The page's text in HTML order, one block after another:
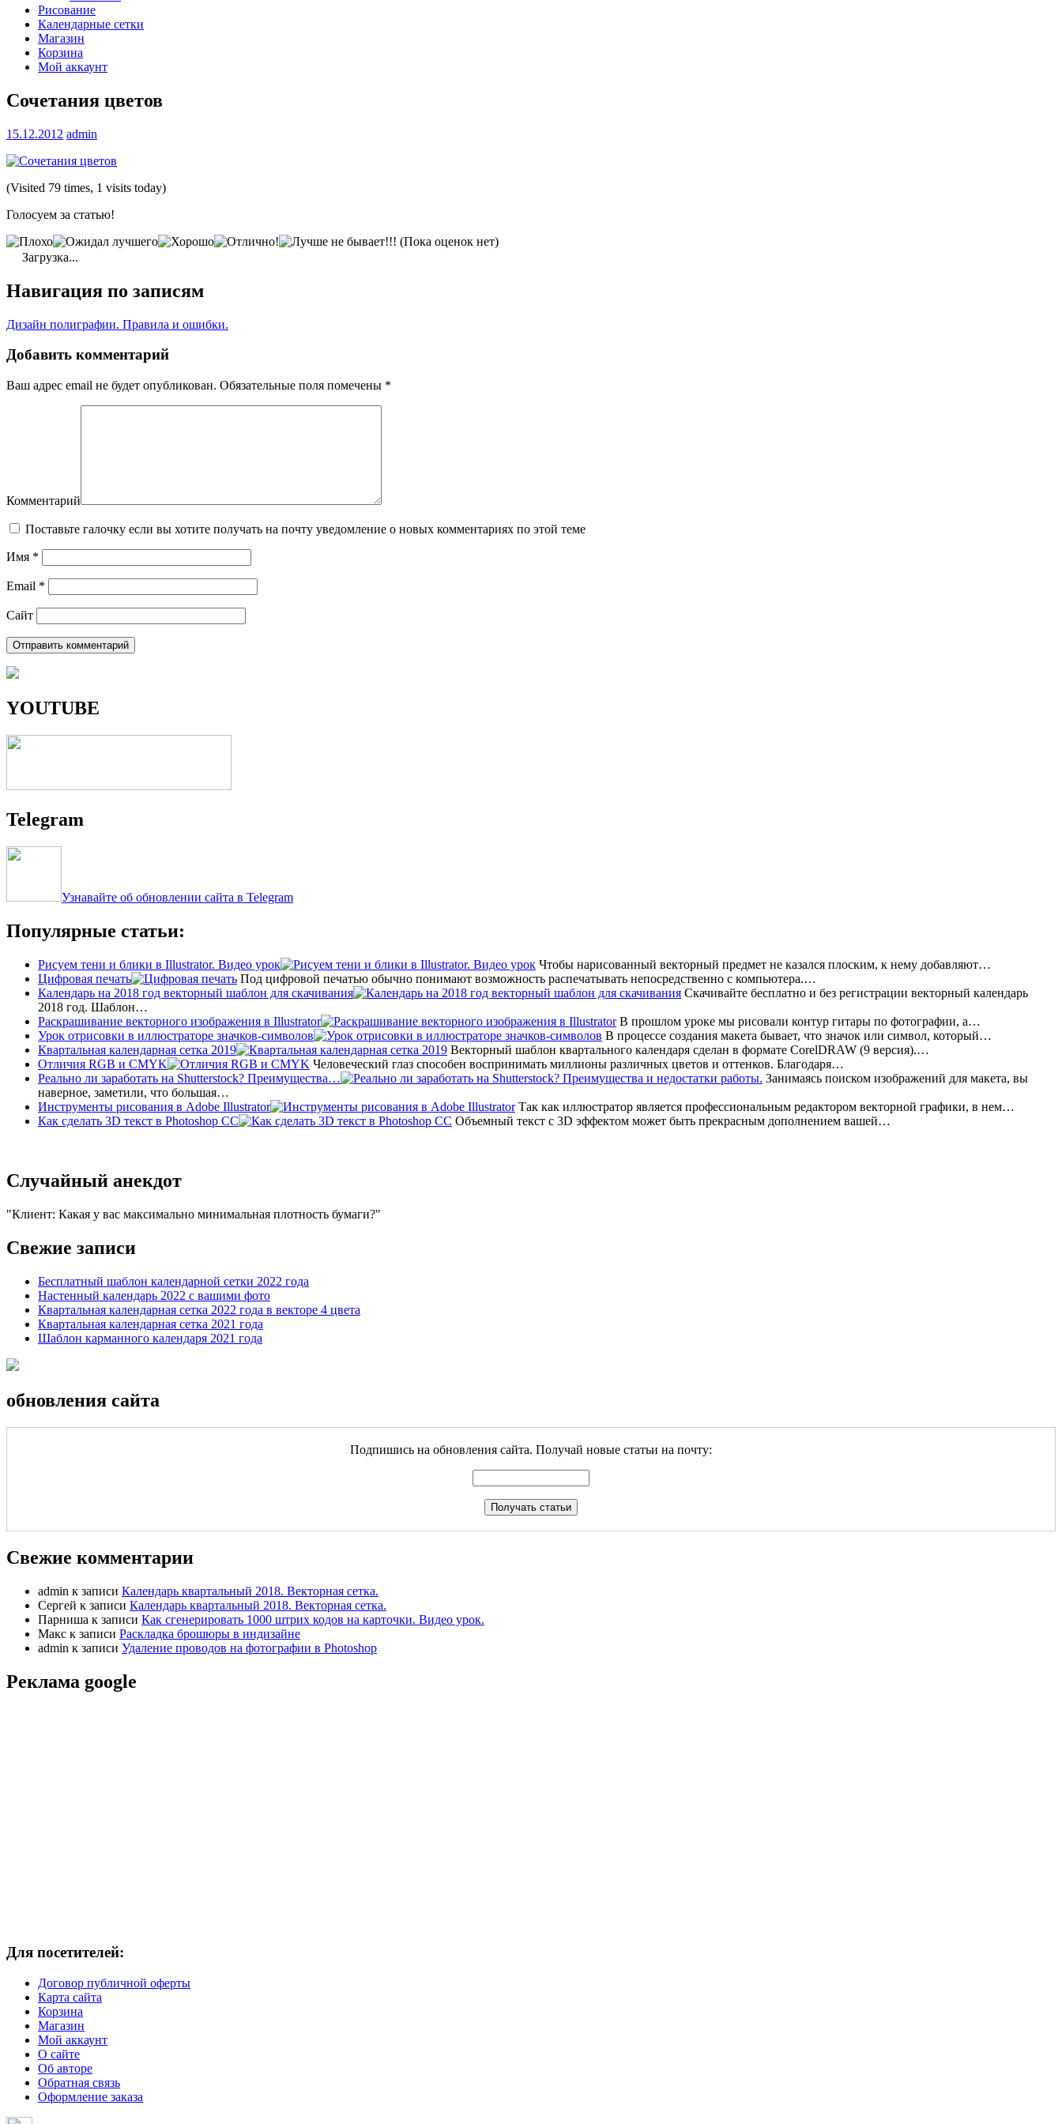
Рисование
Календарные сетки
Магазин
Корзина
Мой аккаунт
Сочетания цветов
15.12.2012 admin
(Visited 79 times, 1 visits today)
Голосуем за статью!
(Пока оценок нет)
Загрузка...
Навигация по записям
Дизайн полиграфии. Правила и ошибки.
Добавить комментарий
Ваш адрес email не будет опубликован. Обязательные поля помечены *
Комментарий
Поставьте галочку если вы хотите получать на почту уведомление о новых комментариях по этой теме
Имя *
Email *
Сайт
YOUTUBE
Telegram
Узнавайте об обновлении сайта в Telegram
Популярные статьи:
Рисуем тени и блики в Illustrator. Видео урок
Чтобы нарисованный векторный предмет не казался плоским, к нему добавляют…
Цифровая печать
Под цифровой печатью обычно понимают возможность распечатывать непосредственно с компьютера.…
Календарь на 2018 год векторный шаблон для скачивания
Скачивайте бесплатно и без регистрации векторный календарь
2018 год. Шаблон…
Раскрашивание векторного изображения в Illustrator
В прошлом уроке мы рисовали контур гитары по фотографии, а…
Урок отрисовки в иллюстраторе значков-символов
В процессе создания макета бывает, что значок или символ, который…
Квартальная календарная сетка 2019
Векторный шаблон квартального календаря сделан в формате CorelDRAW (9 версия).…
Отличия RGB и CMYK
Человеческий глаз способен воспринимать миллионы различных цветов и оттенков. Благодаря…
Реально ли заработать на Shutterstock? Преимущества…
Занимаясь поиском изображений для макета, вы
наверное, заметили, что большая…
Инструменты рисования в Adobe Illustrator
Так как иллюстратор является профессиональным редактором векторной графики, в нем…
Как сделать 3D текст в Photoshop CC
Объемный текст с 3D эффектом может быть прекрасным дополнением вашей…
Случайный анекдот
Клиент: Какая у вас максимально минимальная плотность бумаги?
Свежие записи
Бесплатный шаблон календарной сетки 2022 года
Настенный календарь 2022 с вашими фото
Квартальная календарная сетка 2022 года в векторе 4 цвета
Квартальная календарная сетка 2021 года
Шаблон карманного календаря 2021 года
обновления сайта
Подпишись на обновления сайта. Получай новые статьи на почту:
Свежие комментарии
admin к записи Календарь квартальный 2018. Векторная сетка.
Сергей к записи Календарь квартальный 2018. Векторная сетка.
Парниша к записи Как сгенерировать 1000 штрих кодов на карточки. Видео урок.
Макс к записи Раскладка брошюры в индизайне
admin к записи Удаление проводов на фотографии в Photoshop
Реклама google
Для посетителей:
Договор публичной оферты
Карта сайта
Корзина
Магазин
Мой аккаунт
О сайте
Об авторе
Обратная связь
Оформление заказа